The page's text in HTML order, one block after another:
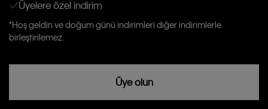
Aydınlatma Metni’niokuduğumu kabul ediyorum.
Calvin Klein tarafından kişisel verilerimin yurtdışına aktarılmasına açık
rızam vardır
Üyelere özel indirim
*Hoş geldin ve doğum günü indirimleri diğer indirimlerle
birleştirilemez.
Üye olun